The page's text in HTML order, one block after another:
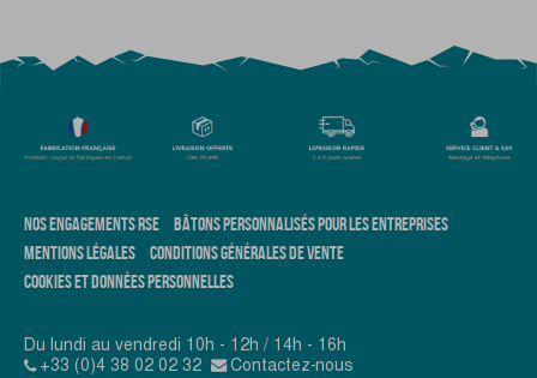
NOS ENGAGEMENTS RSE
BÂTONS PERSONNALISÉS POUR LES ENTREPRISES
MENTIONS LÉGALES
CONDITIONS GÉNÉRALES DE VENTE
COOKIES ET DONNÉES PERSONNELLES
Du lundi au vendredi 10h - 12h / 14h - 16h
+33 (0)4 38 02 02 32
Contactez-nous